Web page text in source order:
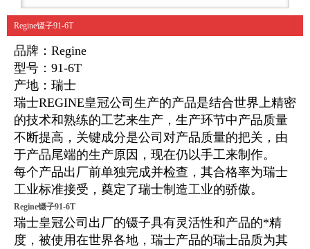
Regine镊子91-6T
品牌：Regine
型号：91-6T
产地：瑞士
瑞士REGINE皇冠公司生产的产品是结合世界上精密
的技术和熟练的工艺来生产，生产环节中产品质量
不断提高，关键成分是公司对产品质量的把关，由
于产品尾端的生产原因，现在仍以手工来制作。
每个产品出厂前单独完成并检查，其合格率为瑞士
工业标准接受，奠定了瑞士制造工业的骄傲。
Regine镊子91-6T
瑞士皇冠公司出厂的镊子具有灵活性和产品的*精
度，被使用在世界各地，瑞士产品的瑞士品质为其